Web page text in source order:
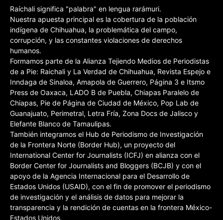
Raíchali significa "palabra" en lengua rarámuri.
Nuestra apuesta principal es la cobertura de la población
indígena de Chihuahua, la problemática del campo,
corrupción, y las constantes violaciones de derechos
humanos.
Formamos parte de la Alianza Tejiendo Medios de Periodistas
de a Pie: Raichali y La Verdad de Chihuahua, Revista Espejo e
Inndaga de Sinaloa, Amapola de Guerrero, Página 3 e Itsmo
Press de Oaxaca, LADO B de Puebla, Chiapas Paralelo de
Chiapas, Pie de Página de Ciudad de México, Pop Lab de
Guanajuato, Perimetral, Letra Fría, Zona Docs de Jalisco y
Elefante Blanco de Tamaulipas.
También integramos el Hub de Periodismo de Investigación
de la Frontera Norte (Border Hub), un proyecto del
International Center for Journalists (ICFJ) en alianza con el
Border Center for Journalists and Bloggers (BCJB) y con el
apoyo de la Agencia Internacional para el Desarrollo de
Estados Unidos (USAID), con el fin de promover el periodismo
de investigación y el análisis de datos para mejorar la
transparencia y la rendición de cuentas en la frontera México-
Estados Unidos.